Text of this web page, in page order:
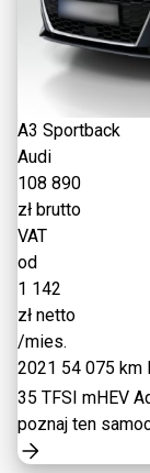
A3 Sportback
Audi
108 890
zł brutto
VAT
od
1 142
zł netto
/mies.
2021 54 075 km
35 TFSI mHEV
poznaj ten